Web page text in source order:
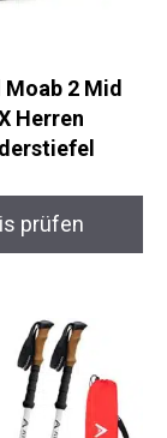
2 Mid
Herren
prüfen